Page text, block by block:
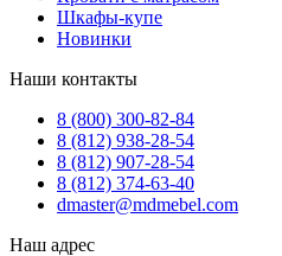
Шкафы-купе
Новинки
Наши контакты
8 (800) 300-82-84
8 (812) 938-28-54
8 (812) 907-28-54
8 (812) 374-63-40
dmaster@mdmebel.com
Наш адрес